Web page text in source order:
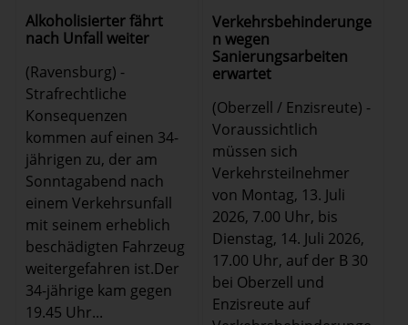
Alkoholisierter fährt
nach Unfall weiter
(Ravensburg) -
Strafrechtliche
Konsequenzen
kommen auf einen 34-
jährigen zu, der am
Sonntagabend nach
einem Verkehrsunfall
mit seinem erheblich
beschädigten Fahrzeug
weitergefahren ist.Der
34-jährige kam gegen
19.45 Uhr...
Verkehrsbehinderunge
n wegen
Sanierungsarbeiten
erwartet
(Oberzell / Enzisreute) -
Voraussichtlich
müssen sich
Verkehrsteilnehmer
von Montag, 13. Juli
2026, 7.00 Uhr, bis
Dienstag, 14. Juli 2026,
17.00 Uhr, auf der B 30
bei Oberzell und
Enzisreute auf